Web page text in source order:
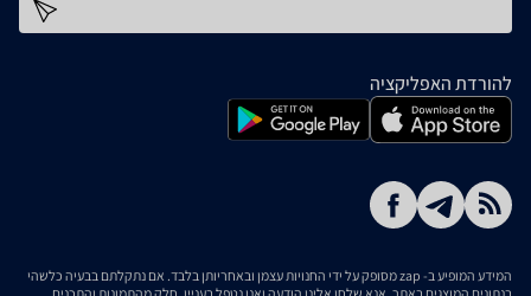
להורדת האפליקציה
המידע המופיע ב- zap מסופק על ידי החנויות עצמן ובאחריותן בלבד. אם נתקלתם בבעיה כלשהי